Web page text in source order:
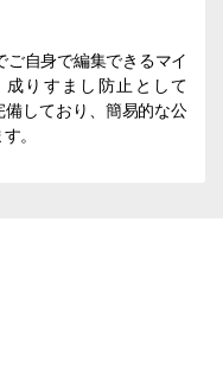
ご自身で編集できるマイ
りすまし防止として
しており、簡易的な公
。